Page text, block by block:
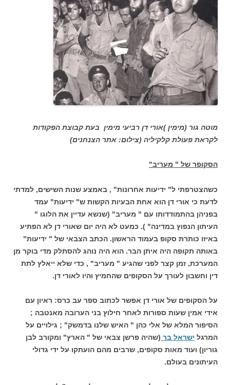
מוטה גור (מימין )אורי דן רביעי מימין בעת קבוצת הפקודות
לקראת פעולת קלקיליה (צילום: אתר הצנחנים)
הסקופר של " מעריב"
כשהצטרפתי ל" ידיעות אחרונות" , באמצע שנות השישים, למדתי
לדעת כי אורי דן הוא אחת הבעיות הקשות ש" ידיעות" עמד
בפניהן בהתמודדותו עם " מעריב" (שנשא עדיין את הלוגו "
העיתון הנפוץ במדינה" ). כמעט לא היה יום שאורי דן לא הפתיע
באיזו כותרת סקופ בעמוד הראשון. הכתב הצבאי של " ידיעות"
באותה תקופה היה איתן הבר. הוא היה נוהג להסתלק מדי בוקר מן
המערכת, זמן קצר לפני שהגיע " מעריב" , כדי שלא ייאלץ לתת
דין וחשבון לעורך על הסקופים שהחמיץ והיו לאורי דן.
על הסקופים של אורי דן אפשר לכתוב ספר עב כרס: ראיון עם
אידי אמין שעות ספורות לאחר חילוץ בני הערובה מאנטבה ;
הסיפור המלא של אלי כהן " האיש שלנו בדמשק" ; גילויים על
המרגל ישראל בר (שהיה פרשן צבאי של " הארץ" ומקורב לבן
גוריון) ועוד מאות סקופים, שרבים מהם הועתקו על ידי גדולי
העיתונים בעולם.